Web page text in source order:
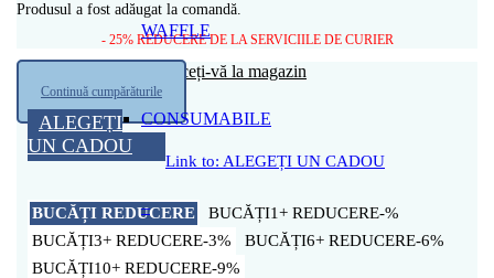
WAFFLE
CONSUMABILE
–
Produsul a fost adăugat la comandă.
- 25% REDUCERE DE LA SERVICIILE DE CURIER
Întoarceți-vă la magazin
Continuă cumpărăturile
ALEGEȚI
UN CADOU
Link to: ALEGEȚI UN CADOU
BUCĂȚI REDUCERE 1+
-%
3+
-3% 6+
-6%
10+
-9%